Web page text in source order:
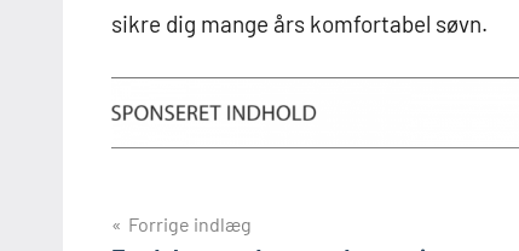
sikre dig mange års komfortabel søvn.
Indlægsnavigation
Forrige indlæg